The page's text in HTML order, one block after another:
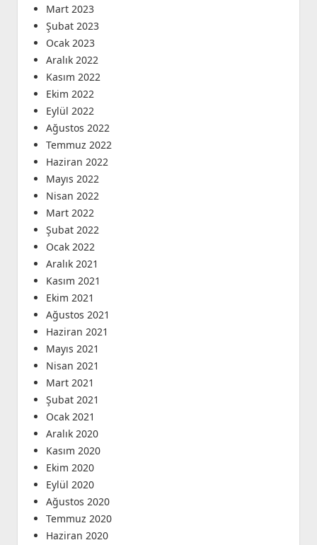
Mart 2023
Şubat 2023
Ocak 2023
Aralık 2022
Kasım 2022
Ekim 2022
Eylül 2022
Ağustos 2022
Temmuz 2022
Haziran 2022
Mayıs 2022
Nisan 2022
Mart 2022
Şubat 2022
Ocak 2022
Aralık 2021
Kasım 2021
Ekim 2021
Ağustos 2021
Haziran 2021
Mayıs 2021
Nisan 2021
Mart 2021
Şubat 2021
Ocak 2021
Aralık 2020
Kasım 2020
Ekim 2020
Eylül 2020
Ağustos 2020
Temmuz 2020
Haziran 2020